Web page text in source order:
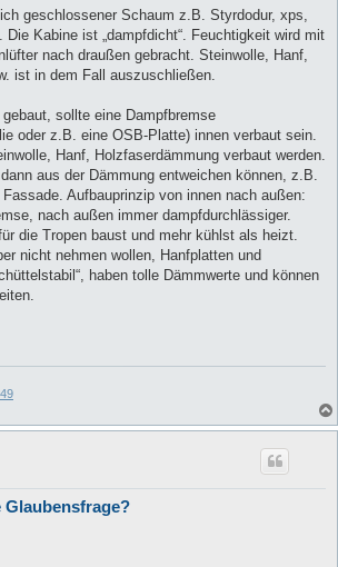
geschlossener Schaum z.B. Styrdodur, xps,
Kabine ist „dampfdicht“. Feuchtigkeit wird mit
nach draußen gebracht. Steinwolle, Hanf,
ist in dem Fall auszuschließen.
sollte eine Dampfbremse
oder z.B. eine OSB-Platte) innen verbaut sein.
Hanf, Holzfaserdämmung verbaut werden.
aus der Dämmung entweichen können, z.B.
Aufbauprinzip von innen nach außen:
nach außen immer dampfdurchlässiger.
die Tropen baust und mehr kühlst als heizt.
nicht nehmen wollen, Hanfplatten und
haben tolle Dämmwerte und können
Glaubensfrage?